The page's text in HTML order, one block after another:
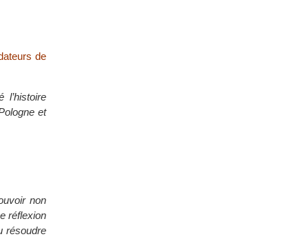
de
l’histoire
et
non
réflexion
résoudre